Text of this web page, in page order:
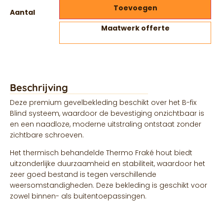
Aantal Toevoegen
Maatwerk offerte
Beschrijving
Deze premium gevelbekleding beschikt over het B-fix
Blind systeem, waardoor de bevestiging onzichtbaar is
en een naadloze, moderne uitstraling ontstaat zonder
zichtbare schroeven.
Het thermisch behandelde Thermo Fraké hout biedt
uitzonderlijke duurzaamheid en stabiliteit, waardoor het
zeer goed bestand is tegen verschillende
weersomstandigheden. Deze bekleding is geschikt voor
zowel binnen- als buitentoepassingen.